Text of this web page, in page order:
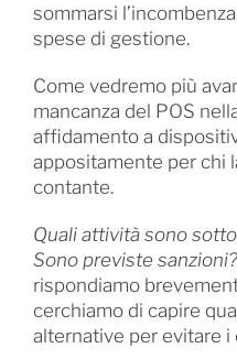
sommarsi
spese di gestione.
Come vedremo più
mancanza del POS
affidamento a
appositamente per chi
contante.
Quali attività sono
Sono previste sanzioni?
rispondiamo
cerchiamo di capire
alternative per evitare